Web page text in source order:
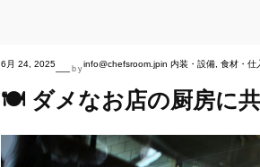
6月 24, 2025—byinfo@chefsroom.jpin 内装・設備, 食材・仕
🍽 ダメなお店の厨房に